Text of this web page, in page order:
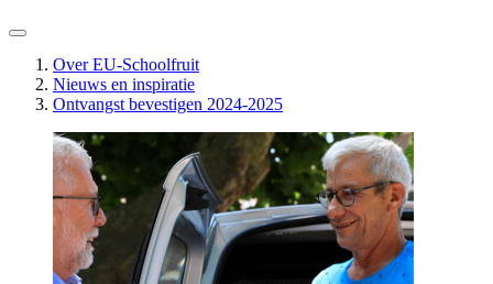
Over EU-Schoolfruit
Nieuws en inspiratie
Ontvangst bevestigen 2024-2025